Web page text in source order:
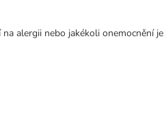
alergii nebo jakékoli onemocnění je